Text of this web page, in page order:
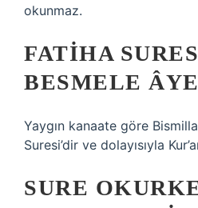
okunmaz.
FATIHA
BESMELE
Yaygın kanaate göre
Suresi’dir ve dolayısıyla
SURE